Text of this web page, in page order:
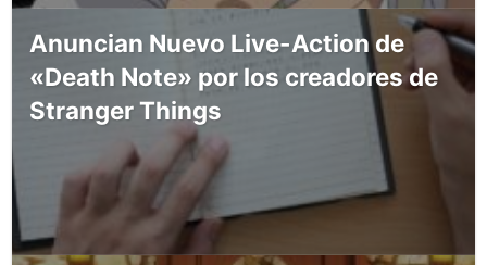
Anuncian Nuevo Live-Action de
«Death Note» por los creadores de
Stranger Things